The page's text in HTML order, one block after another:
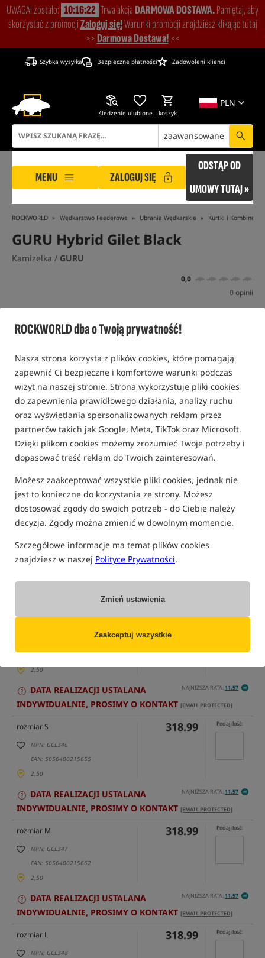
ROCKWORLD dba o Twoją prywatność!
Nasza strona korzysta z plików cookies, które pomagają
zapewnić Ci bezpieczne i komfortowe warunki podczas
wizyt na naszej stronie. Strona wykorzystuje pliki cookies
do zapewnienia prawidłowego działania, analizy ruchu
oraz wyświetlania spersonalizowanych reklam przez
partnerów takich jak Google, Meta, TikTok oraz Microsoft.
Dzięki plikom cookies możemy zrozumieć Twoje potrzeby i
dopasować treść reklam do Twoich zainteresowań.
Możesz zaakceptować wszystkie pliki cookies, jednak nie
jest to konieczne do korzystania ze strony. Możesz
dostosować zgody do swoich potrzeb - do Ciebie należy
decyzja. Zgody można zmienić w dowolnym momencie.
Szczegółowe informacje ma temat plików cookies
znajdziesz w naszej Polityce Prywatności.
Zmień ustawienia
Zaakceptuj wszystkie
UWAGA! zostało: 10:16:21 Trwa akcjaDARMOWA DOSTAWA.Pamiętaj, aby
skorzystać z promocjiZaloguj się!Warunki promocji znajdziesz klikając tutaj
>>Darmowa Dostawa! <<
Szybka wysyłka Bezpieczne płatności Zadowoleni klienci
PLN
śledzenie ulubione koszyk
zaawansowane
MENU ZALOGUJ SIĘ
ODSTĄP OD
UMOWY TUTAJ »
ROCKWORLD Wędkarstwo Feederowe Ubrania Wędkarskie Kurtki i
GURU Hybrid Gilet Black
Kamizelka / GURU
0,0
0 opinii
tylko produkty na"naszym magazynie"
Cena PLN
EAN: 5056400216652
2,50
NAJNIŻSZA RATA:11.57
DATA REALIZACJI USTALANA
INDYWIDUALNIE, PROSIMY O KONTAKT [EMAIL PROTECTED]
rozmiar S
MPN: GCL346
EAN: 5056400215655
2,50
318.99 Podaj ilość:
NAJNIŻSZA RATA:11.57
DATA REALIZACJI USTALANA
INDYWIDUALNIE, PROSIMY O KONTAKT [EMAIL PROTECTED]
rozmiar M
MPN: GCL347
EAN: 5056400215662
2,50
318.99 Podaj ilość:
NAJNIŻSZA RATA:11.57
DATA REALIZACJI USTALANA
INDYWIDUALNIE, PROSIMY O KONTAKT [EMAIL PROTECTED]
rozmiar L
MPN: GCL348
318.99 Podaj ilość: